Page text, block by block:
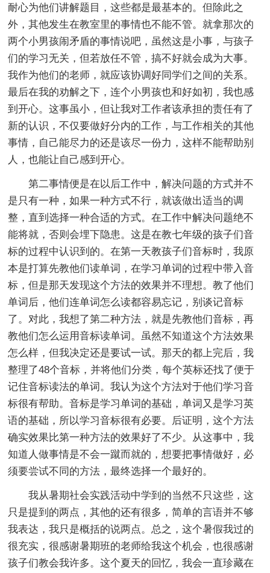
耐心为他们讲解题目，这些都是最基本的。但除此之
外，其他发生在教室里的事情也不能不管。就拿那次的
两个小男孩闹矛盾的事情说吧，虽然这是小事，与孩子
们的学习无关，但若放任不管，搞不好就会成为大事。
我作为他们的老师，就应该协调好同学们之间的关系。
最后在我的劝解之下，连个小男孩也和好如初，我也感
到开心。这事虽小，但让我对工作者该承担的责任有了
新的认识，不仅要做好分内的工作，与工作相关的其他
事情，自己能尽力的还是该尽一份力，这样不能帮助别
人，也能让自己感到开心。
第二事情便是在以后工作中，解决问题的方式并不
是只有一种，如果一种方式不行，就该做出适当的调
整，直到选择一种合适的方式。在工作中解决问题绝不
能将就，否则会埋下隐患。这是在教七年级的孩子们音
标的过程中认识到的。在第一天教孩子们音标时，我原
本是打算先教他们读单词，在学习单词的过程中带入音
标，但是那天发现这个方法的效果并不理想。教了他们
单词后，他们连单词怎么读都容易忘记，别谈记音标
了。对此，我想了第二种方法，就是先教他们音标，再
教他们怎么运用音标读单词。虽然不知道这个方法效果
怎么样，但我决定还是要试一试。那天的都上完后，我
整理了48个音标，并将他们分类，每个英标还找了便于
记住音标读法的单词。我认为这个方法对于他们学习音
标很有帮助。音标是学习单词的基础，单词又是学习英
语的基础，所以学习音标很有必要。后证明，这个方法
确实效果比第一种方法的效果好了不少。从这事中，我
知道人做事情是不会一蹴而就的，想要把事情做好，必
须要尝试不同的方法，最终选择一个最好的。
我从暑期社会实践活动中学到的当然不只这些，这
只是提到的两点，其他的还有很多，简单的言语并不够
我表达，我只是概括的说两点。总之，这个暑假我过的
很充实，很感谢暑期班的老师给我这个机会，也很感谢
孩子们教会我许多。这个夏天的回忆，我会一直珍藏在